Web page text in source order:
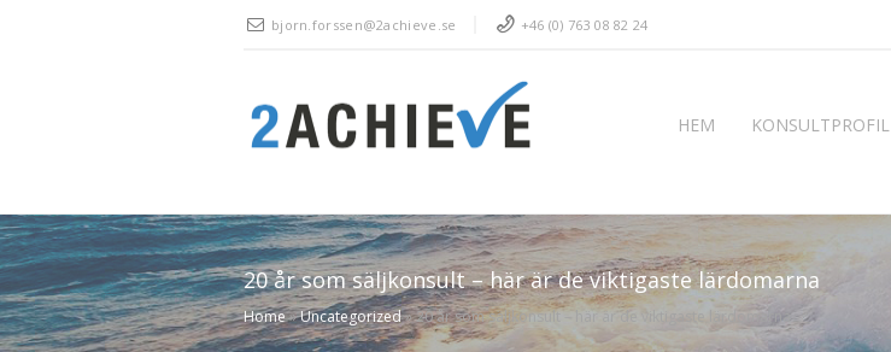
bjorn.forssen@2achieve.se +46 (0) 763 08 82 24
HEM KONSULTPROFIL
20 år som säljkonsult – här är de viktigaste lärdomarna
Home»Uncategorized»20 år som säljkonsult – här är de viktigaste lärdomarna